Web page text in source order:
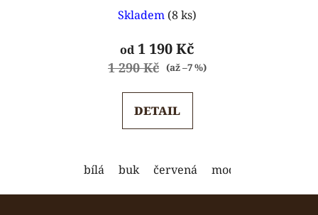
hodnocení
produktu
je
5
Skladem (8 ks)
od1 190 Kč
1 290 Kč (až –7 %)
DETAIL
bílá buk červená modrá
Z